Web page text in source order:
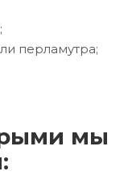
перламутра;
мы